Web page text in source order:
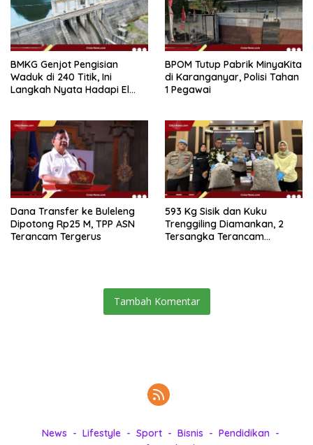
BMKG Genjot Pengisian
Waduk di 240 Titik, Ini
Langkah Nyata Hadapi El
BPOM Tutup Pabrik MinyaKita
di Karanganyar, Polisi Tahan
1 Pegawai
Dana Transfer ke Buleleng
Dipotong Rp25 M, TPP ASN
Terancam Tergerus
593 Kg Sisik dan Kuku
Trenggiling Diamankan, 2
Tersangka Terancam
Tambah Komentar
News Lifestyle Sport Bisnis
Pendidikan